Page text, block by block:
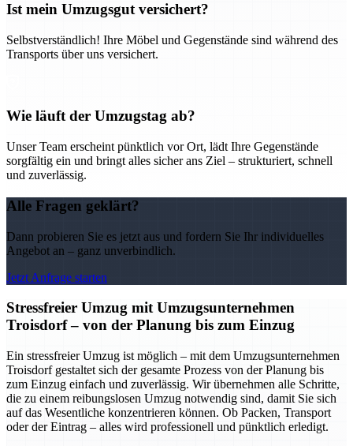
Ist mein Umzugsgut versichert?
Selbstverständlich! Ihre Möbel und Gegenstände sind während des
Transports über uns versichert.
Wie läuft der Umzugstag ab?
Unser Team erscheint pünktlich vor Ort, lädt Ihre Gegenstände
sorgfältig ein und bringt alles sicher ans Ziel – strukturiert, schnell
und zuverlässig.
Alle Fragen geklärt?
Dann probieren Sie es jetzt aus und fordern Sie Ihr individuelles
Angebot an – ganz unverbindlich.
Jetzt Anfrage starten
Stressfreier Umzug mit Umzugsunternehmen
Troisdorf – von der Planung bis zum Einzug
Ein stressfreier Umzug ist möglich – mit dem Umzugsunternehmen
Troisdorf gestaltet sich der gesamte Prozess von der Planung bis
zum Einzug einfach und zuverlässig. Wir übernehmen alle Schritte,
die zu einem reibungslosen Umzug notwendig sind, damit Sie sich
auf das Wesentliche konzentrieren können. Ob Packen, Transport
oder der Eintrag – alles wird professionell und pünktlich erledigt.